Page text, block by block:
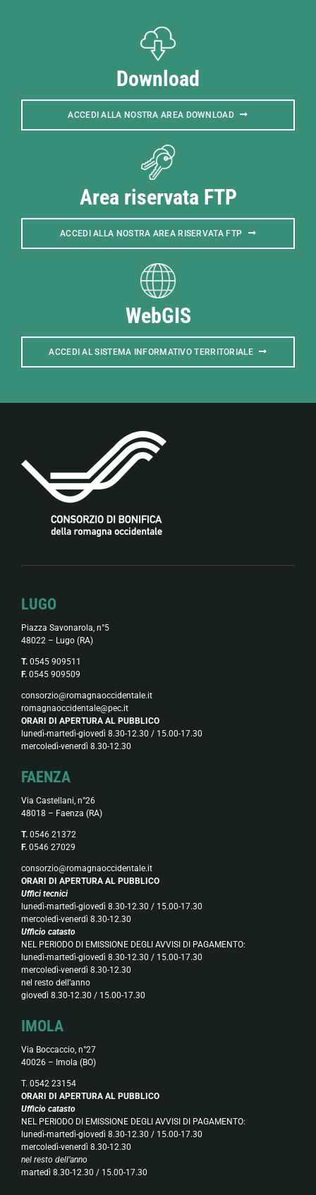
Download
ACCEDI ALLA NOSTRA AREA DOWNLOAD
Area riservata FTP
ACCEDI ALLA NOSTRA AREA RISERVATA FTP
WebGIS
ACCEDI AL SISTEMA INFORMATIVO TERRITORIALE
LUGO
Piazza Savonarola, n°5
48022 – Lugo (RA)
T.0545 909511
F.0545 909509
consorzio@romagnaoccidentale.it
romagnaoccidentale@pec.it
ORARI DI APERTURA AL PUBBLICO
lunedì-martedì-giovedì 8.30-12.30 / 15.00-17.30
mercoledì-venerdì 8.30-12.30
FAENZA
Via Castellani, n°26
48018 – Faenza (RA)
T.0546 21372
F.0546 27029
consorzio@romagnaoccidentale.it
ORARI DI APERTURA AL PUBBLICO
Uffici tecnici
lunedì-martedì-giovedì 8.30-12.30 / 15.00-17.30
mercoledì-venerdì 8.30-12.30
Ufficio catasto
NEL PERIODO DI EMISSIONE DEGLI AVVISI DI PAGAMENTO:
lunedì-martedì-giovedì 8.30-12.30 / 15.00-17.30
mercoledì-venerdì 8.30-12.30
nel resto dell’anno
giovedì 8.30-12.30 / 15.00-17.30
IMOLA
Via Boccaccio, n°27
40026 – Imola (BO)
T. 0542 23154
ORARI DI APERTURA AL PUBBLICO
Ufficio catasto
NEL PERIODO DI EMISSIONE DEGLI AVVISI DI PAGAMENTO:
lunedì-martedì-giovedì 8.30-12.30 / 15.00-17.30
mercoledì-venerdì 8.30-12.30
nel resto dell’anno
martedì 8.30-12.30 / 15.00-17.30